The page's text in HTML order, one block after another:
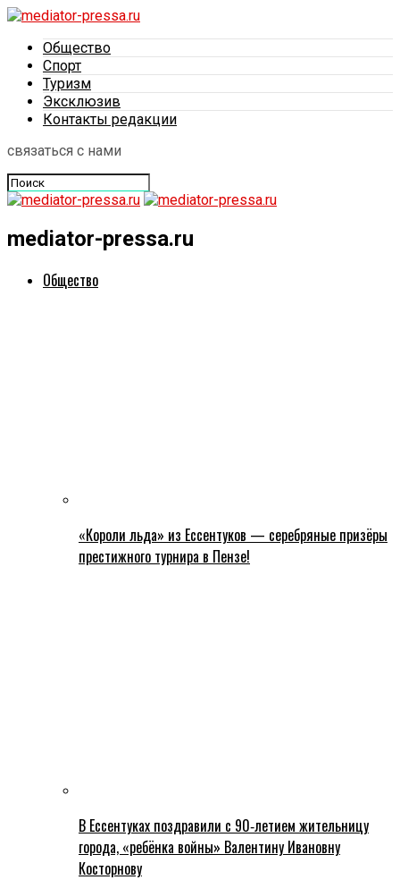
Общество
Спорт
Туризм
Эксклюзив
Контакты редакции
связаться с нами
mediator-pressa.ru
Общество
«Короли льда» из Ессентуков — серебряные призёры
престижного турнира в Пензе!
В Ессентуках поздравили с 90‑летием жительницу
города, «ребёнка войны» Валентину Ивановну
Косторнову